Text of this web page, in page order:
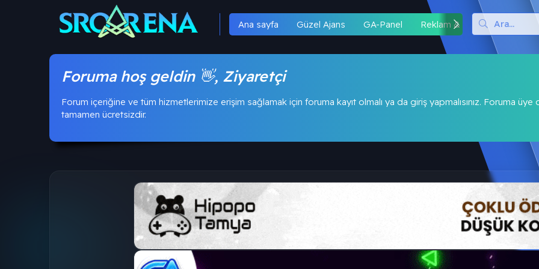
Ana sayfa Güzel Ajans GA-Panel Reklam & İş Birliği
Foruma hoş geldin 👋, Ziyaretçi
Forum içeriğine ve tüm hizmetlerimize erişim sağlamak için foruma kayıt olmalı ya da giriş yapmalısınız. Foruma üye
tamamen ücretsizdir.